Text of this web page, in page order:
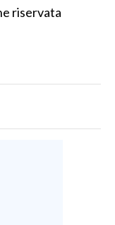
riservata